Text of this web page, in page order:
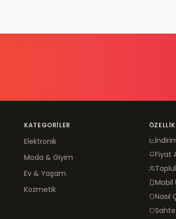
KATEGORILER
Elektronik
Moda & Giyim
Ev & Yaşam
Kozmetik
Fiyat
Mobil
Nasıl